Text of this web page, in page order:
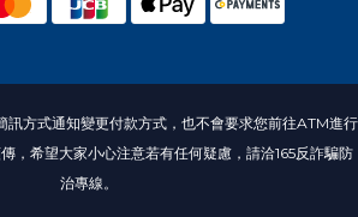
訊方式通知變更付款方式，也不會要求您前往ATM進行
，希望大家小心注意若有任何疑慮，請洽165反詐騙防
治專線。